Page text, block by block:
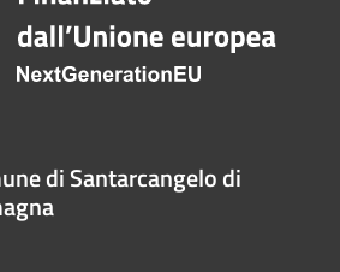
di Santarcangelo di